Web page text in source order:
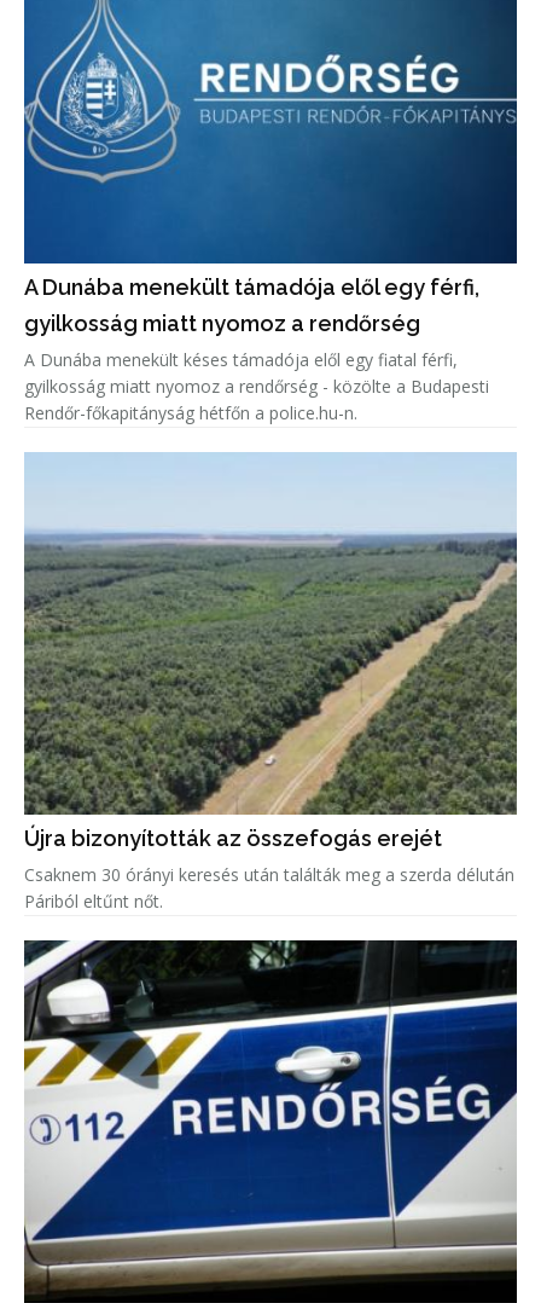
A Dunába menekült támadója elől egy férfi,
gyilkosság miatt nyomoz a rendőrség
A Dunába menekült késes támadója elől egy fiatal férfi,
gyilkosság miatt nyomoz a rendőrség - közölte a Budapesti
Rendőr-főkapitányság hétfőn a police.hu-n.
Újra bizonyították az összefogás erejét
Csaknem 30 órányi keresés után találták meg a szerda délután
Páriból eltűnt nőt.